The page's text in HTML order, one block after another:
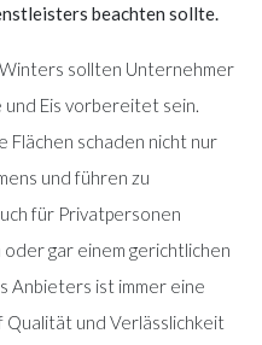
beachten sollte.
sollten Unternehmer
und Eis vorbereitet sein.
Flächen schaden nicht nur
und führen zu
für Privatpersonen
gar einem gerichtlichen
Anbieters ist immer eine
und Verlässlichkeit